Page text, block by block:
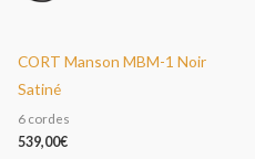
CORT Manson MBM-1 Noir
Satiné
6 cordes
539,00€